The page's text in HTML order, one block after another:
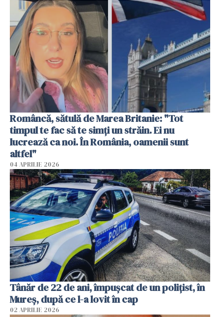
Româncă, sătulă de Marea Britanie: "Tot
timpul te fac să te simți un străin. Ei nu
lucrează ca noi. În România, oamenii sunt
altfel"
04 APRILIE 2026
Tânăr de 22 de ani, împușcat de un polițist, în
Mureș, după ce l-a lovit în cap
02 APRILIE 2026